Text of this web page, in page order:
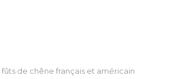
fûts de chêne français et américain